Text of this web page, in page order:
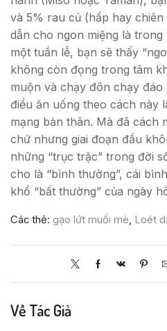
và 5% rau củ (hấp hay
dẫn cho ngon miệng là
một tuần lễ, bạn sẽ thấy
không còn đọng trong tâm
muộn và chạy đôn chạy
điều ăn uống theo cách này
mạng bản thân. Mà đã cách
chứ nhưng giai đoạn đầu
những “trục trặc” trong đời
cho là “bình thường”, cái
khổ “bất thường” của ngày
Các thẻ: gạo lứt muối mè, Loét
Về Tác Giả